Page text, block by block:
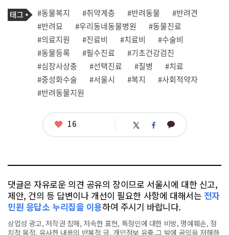
기
사
관
련
태
그
태
그
#동물복지 #취약계층 #반려동물
#반려견
#반려묘
#우리동네동물병원
#동물진료
#의료지원
#진료비 #치료비
#수술비
#동물등록
#필수진료
#기초건강검진
#심장사상충
#선택진료 #질병
#치료
#중성화수술
#서울시 #복지
#사회적약자
#반려동물지원
좋
16 트 페 카
댓글은 자유로운 의견 공유의 장이므로 서울시에 대한 신고,
제안, 건의 등 답변이나 개선이 필요한 사항에 대해서는 전자
민원 응답소 누리집을 이용하여 주시기 바랍니다.
상업성 광고, 저작권 침해, 저속한 표현, 특정인에 대한 비방, 명예훼손, 정
치적 목적, 유사한 내용의 반복적 글, 개인정보 유출,그 밖에 공익을 저해하